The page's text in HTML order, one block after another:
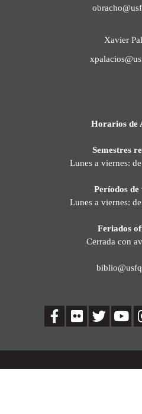
Xavier
Horarios de
Semestres
Lunes a viernes:
Períodos
Lunes a viernes:
Feriados
Cerrada con